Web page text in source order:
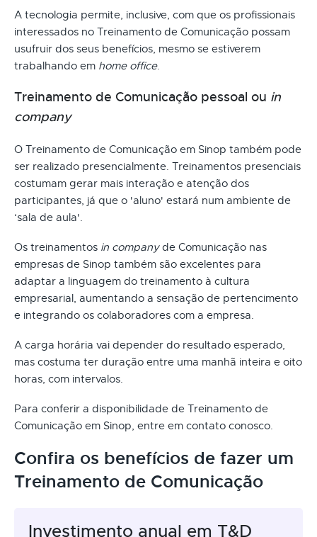
A tecnologia permite, inclusive, com que os profissionais
interessados no Treinamento de Comunicação possam
usufruir dos seus benefícios, mesmo se estiverem
trabalhando em home office.
Treinamento de Comunicação pessoal ou in
company
O Treinamento de Comunicação em Sinop também pode
ser realizado presencialmente. Treinamentos presenciais
costumam gerar mais interação e atenção dos
participantes, já que o 'aluno' estará num ambiente de
‘sala de aula'.
Os treinamentos in companyde Comunicação nas
empresas de Sinop também são excelentes para
adaptar a linguagem do treinamento à cultura
empresarial, aumentando a sensação de pertencimento
e integrando os colaboradores com a empresa.
A carga horária vai depender do resultado esperado,
mas costuma ter duração entre uma manhã inteira e oito
horas, com intervalos.
Para conferir a disponibilidade de Treinamento de
Comunicação em Sinop, entre em contato conosco.
Confira os benefícios de fazer um
Treinamento de Comunicação
Investimento anual em T&D